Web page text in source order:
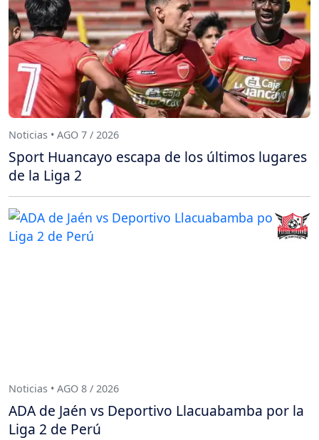
Noticias • AGO 7 / 2026
Sport Huancayo escapa de los últimos lugares
de la Liga 2
Noticias • AGO 8 / 2026
ADA de Jaén vs Deportivo Llacuabamba por la
Liga 2 de Perú